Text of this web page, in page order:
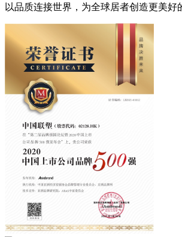
以品质连接世界，为全球居者创造更美好